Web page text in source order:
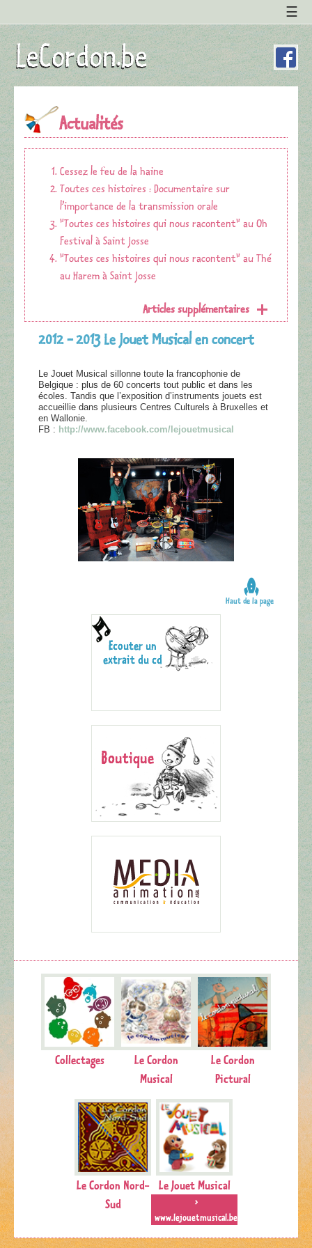
Collectages
Le Cordon
Musical
Le Cordon
Pictural
Le Cordon Nord-
Sud
Le Jouet Musical
>
www.lejouetmusical.be
Actualités
Cessez le feu de la haine
Toutes ces histoires : Documentaire sur
l’importance de la transmission orale
"Toutes ces histoires qui nous racontent" au Oh
Festival à Saint Josse
"Toutes ces histoires qui nous racontent" au Thé
au Harem à Saint Josse
Articles supplémentaires
2012 - 2013 Le Jouet Musical en concert
Le Jouet Musical sillonne toute la francophonie de
Belgique : plus de 60 concerts tout public et dans les
écoles. Tandis que l’exposition d’instruments jouets est
accueillie dans plusieurs Centres Culturels à Bruxelles et
en Wallonie.
FB : http://www.facebook.com/lejouetmusical
Haut de la page